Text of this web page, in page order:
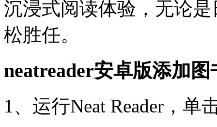
沉浸式阅读体验，无论
松胜任。
neatreader安卓版添加图
1、运行Neat Reader，单